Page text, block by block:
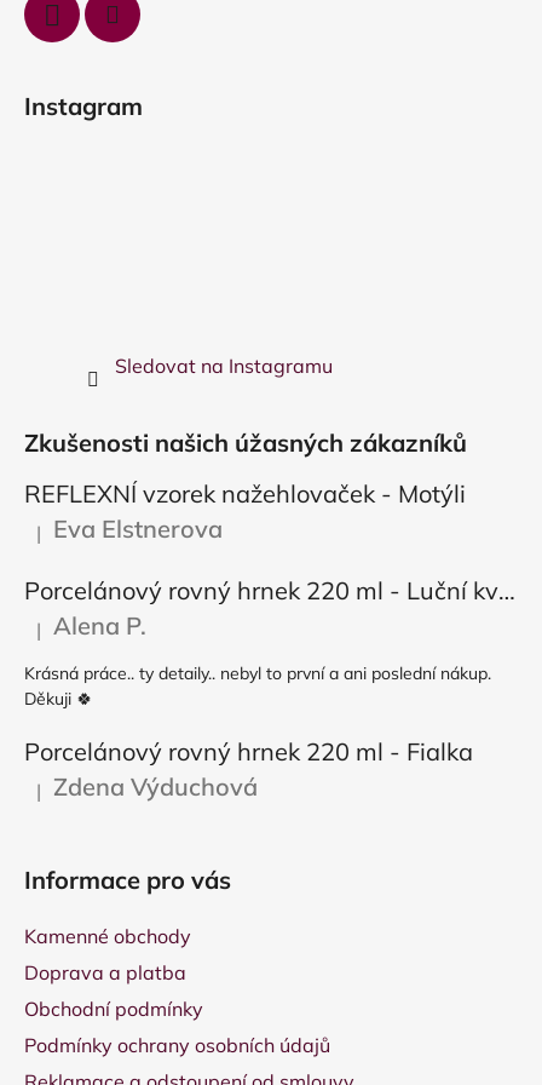
Instagram
Sledovat na Instagramu
Zkušenosti našich úžasných zákazníků
REFLEXNÍ vzorek nažehlovaček - Motýli
Hodnocení produktu je 5 z 5 hvězdiček.
| Eva Elstnerova
Porcelánový rovný hrnek 220 ml - Luční květy
Hodnocení produktu je 5 z 5 hvězdiček.
| Alena P.
Krásná práce.. ty detaily.. nebyl to první a ani poslední nákup.
Děkuji 🍀
Porcelánový rovný hrnek 220 ml - Fialka
Hodnocení produktu je 5 z 5 hvězdiček.
| Zdena Výduchová
Informace pro vás
Kamenné obchody
Doprava a platba
Obchodní podmínky
Podmínky ochrany osobních údajů